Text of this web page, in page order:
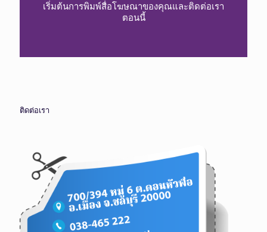
เริ่มต้นการพิมพ์สื่อโฆษณาของคุณและติดต่อเรา
ตอนนี้
ติดต่อเรา